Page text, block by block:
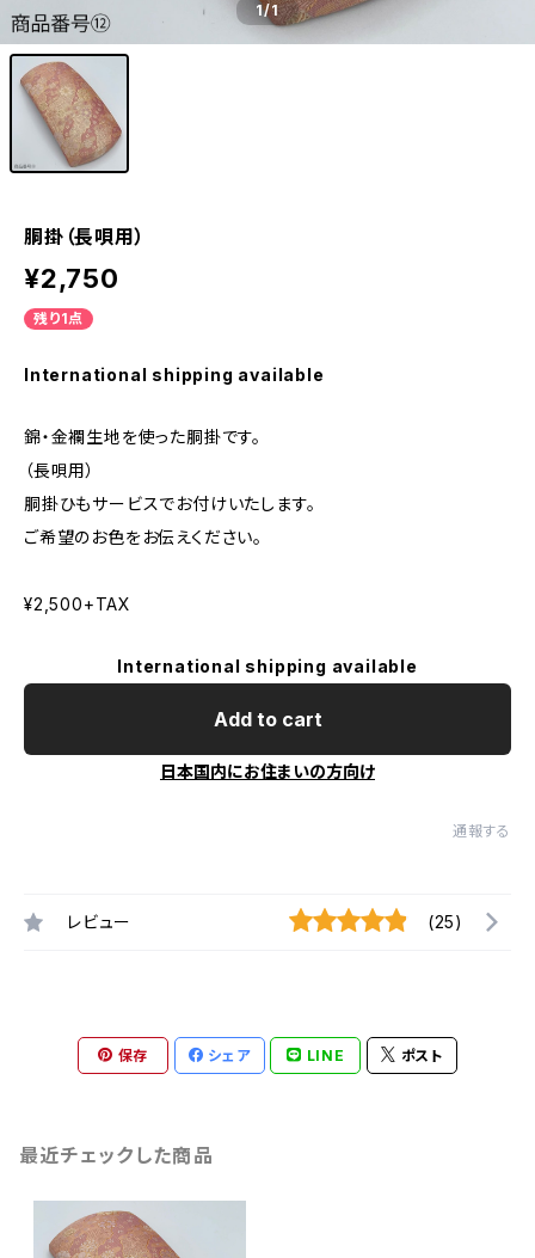
1/1
胴掛（長唄用）
¥2,750
残り1点
International shipping available
錦・金襴生地を使った胴掛です。
（長唄用）
胴掛ひもサービスでお付けいたします。
ご希望のお色をお伝えください。
¥2,500+TAX
International shipping available
Add to cart
日本国内にお住まいの方向け
通報する
レビュー (25)
保存 シェア LINE ポスト
最近チェックした商品